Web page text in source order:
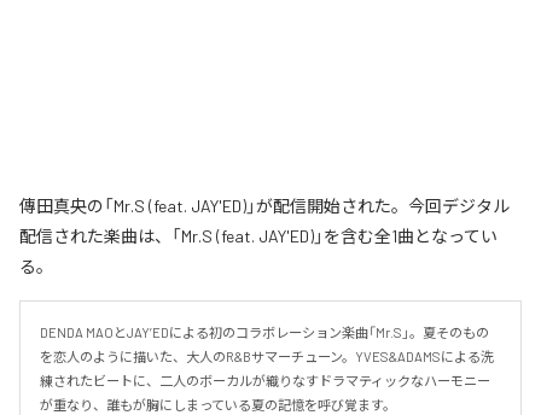
傳田真央の「Mr.S (feat. JAY'ED)」が配信開始された。今回デジタル
配信された楽曲は、「Mr.S (feat. JAY'ED)」を含む全1曲となってい
る。
DENDA MAOとJAY’EDによる初のコラボレーション楽曲「Mr.S」。夏そのもの
を恋人のように描いた、大人のR&Bサマーチューン。YVES&ADAMSによる洗
練されたビートに、二人のボーカルが織りなすドラマティックなハーモニー
が重なり、誰もが胸にしまっている夏の記憶を呼び覚ます。